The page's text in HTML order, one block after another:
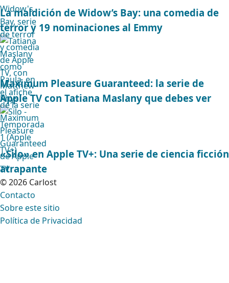
La maldición de Widow’s Bay: una comedia de
terror y 19 nominaciones al Emmy
Maximum Pleasure Guaranteed: la serie de
Apple TV con Tatiana Maslany que debes ver
«Silo» en Apple TV+: Una serie de ciencia ficción
atrapante
© 2026 Carlost
Contacto
Sobre este sitio
Política de Privacidad